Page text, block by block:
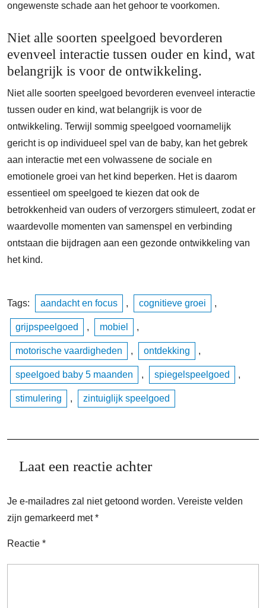
ongewenste schade aan het gehoor te voorkomen.
Niet alle soorten speelgoed bevorderen
evenveel interactie tussen ouder en kind, wat
belangrijk is voor de ontwikkeling.
Niet alle soorten speelgoed bevorderen evenveel interactie
tussen ouder en kind, wat belangrijk is voor de
ontwikkeling. Terwijl sommig speelgoed voornamelijk
gericht is op individueel spel van de baby, kan het gebrek
aan interactie met een volwassene de sociale en
emotionele groei van het kind beperken. Het is daarom
essentieel om speelgoed te kiezen dat ook de
betrokkenheid van ouders of verzorgers stimuleert, zodat er
waardevolle momenten van samenspel en verbinding
ontstaan die bijdragen aan een gezonde ontwikkeling van
het kind.
Tags: aandacht en focus , cognitieve groei ,
grijpspeelgoed , mobiel ,
motorische vaardigheden , ontdekking ,
speelgoed baby 5 maanden , spiegelspeelgoed ,
stimulering , zintuiglijk speelgoed
Laat een reactie achter
Je e-mailadres zal niet getoond worden. Vereiste velden
zijn gemarkeerd met*
Reactie *